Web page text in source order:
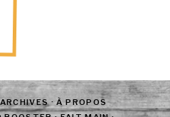
ARCHIVES·À PROPOS